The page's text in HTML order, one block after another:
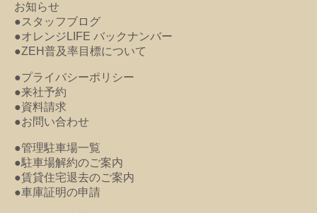
お知らせ
●スタッフブログ
●オレンジLIFE バックナンバー
●ZEH普及率目標について
●プライバシーポリシー
●来社予約
●資料請求
●お問い合わせ
●管理駐車場一覧
●駐車場解約のご案内
●賃貸住宅退去のご案内
●車庫証明の申請